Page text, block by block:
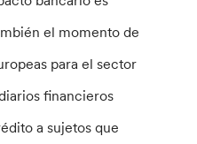
el momento de
para el sector
financieros
a sujetos que